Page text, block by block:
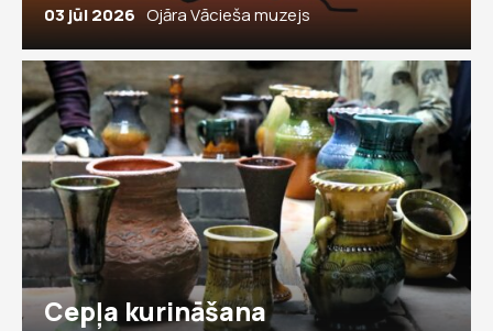
03 jūl 2026 Ojāra Vācieša muzejs
Cepļa kurināšana